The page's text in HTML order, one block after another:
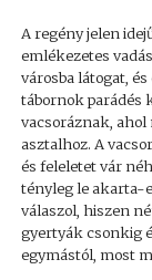
A regény jelen
emlékezetes
városba látogat,
tábornok parádés
vacsoráznak, ahol
asztalhoz. A
és feleletet vár
tényleg le akarta-
válaszol, hiszen
gyertyák csonkig
egymástól, most